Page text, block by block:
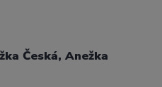
Česká, Anežka